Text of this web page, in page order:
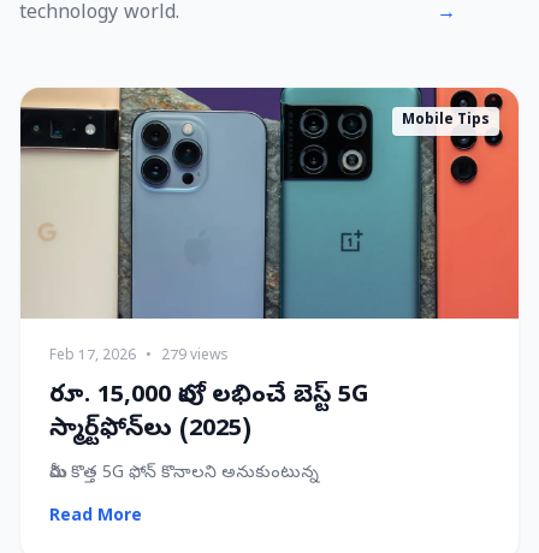
technology world.
→
Mobile Tips
Feb 17, 2026 • 279 views
రూ. 15,000 లోపు లభించే బెస్ట్ 5G
స్మార్ట్‌ఫోన్‌లు (2025)
మీరు కొత్త 5G ఫోన్ కొనాలని అనుకుంటున్న
Read More